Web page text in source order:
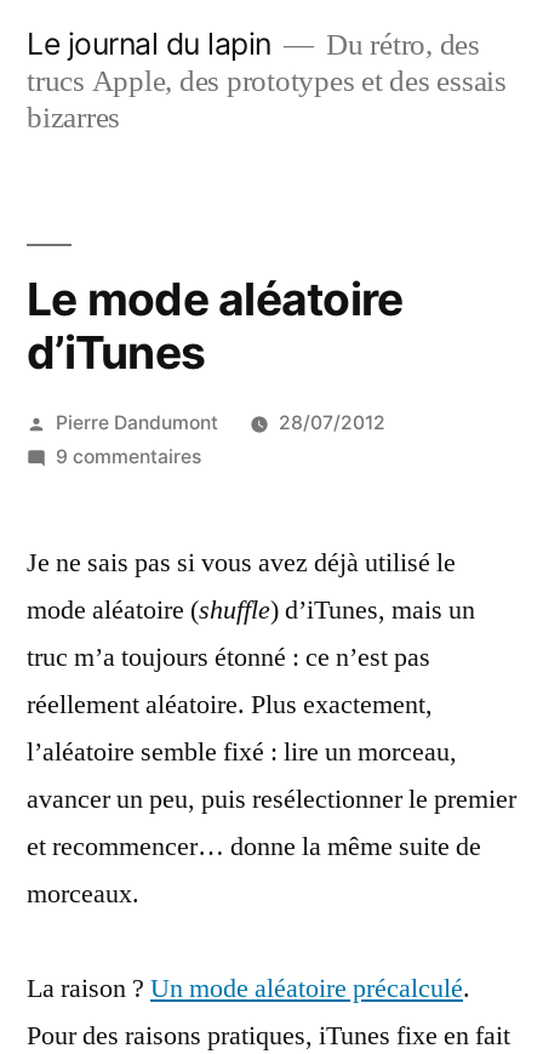
contenu
Le journal du lapin
Du rétro, des
trucs Apple, des prototypes et des essais
bizarres
Le mode aléatoire
d’iTunes
Publié
par
Pierre Dandumont
28/07/2012
9 commentairessur
aléatoire
Je ne sais pas si vous avez déjà utilisé le
mode aléatoire (shuffle) d’iTunes, mais un
truc m’a toujours étonné : ce n’est pas
réellement aléatoire. Plus exactement,
l’aléatoire semble fixé : lire un morceau,
avancer un peu, puis resélectionner le premier
et recommencer… donne la même suite de
morceaux.
La raison ? Un mode aléatoire précalculé.
Pour des raisons pratiques, iTunes fixe en fait